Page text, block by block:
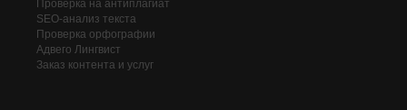
Проверка на антиплагиат
SEO-анализ текста
Проверка орфографии
Адвего Лингвист
Заказ контента и услуг